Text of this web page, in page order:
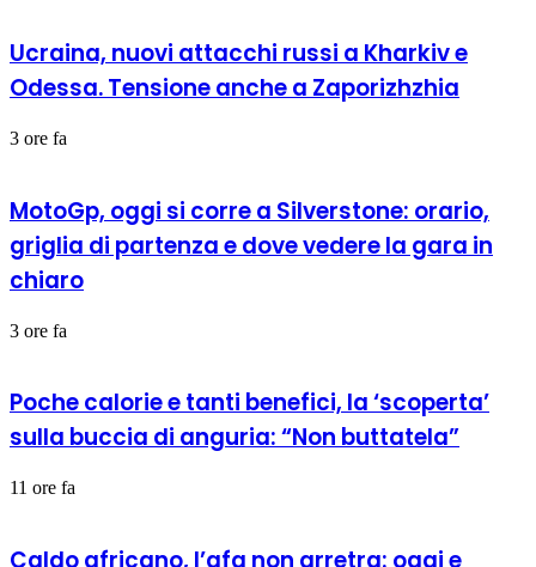
Ucraina, nuovi attacchi russi a Kharkiv e
Odessa. Tensione anche a Zaporizhzhia
3 ore fa
MotoGp, oggi si corre a Silverstone: orario,
griglia di partenza e dove vedere la gara in
chiaro
3 ore fa
Poche calorie e tanti benefici, la ‘scoperta’
sulla buccia di anguria: “Non buttatela”
11 ore fa
Caldo africano, l’afa non arretra: oggi e